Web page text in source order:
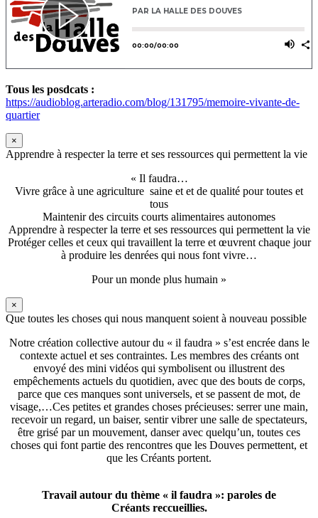
Tous les posdcats :
https://audioblog.arteradio.com/blog/131795/memoire-vivante-de-
quartier
×
Apprendre à respecter la terre et ses ressources qui permettent la vie
« Il faudra…
Vivre grâce à une agriculture saine et et de qualité pour toutes et
tous
Maintenir des circuits courts alimentaires autonomes
Apprendre à respecter la terre et ses ressources qui permettent la vie
Protéger celles et ceux qui travaillent la terre et œuvrent chaque jour
à produire les denrées qui nous font vivre…
Pour un monde plus humain »
×
Que toutes les choses qui nous manquent soient à nouveau possible
Notre création collective autour du « il faudra » s’est encrée dans le
contexte actuel et ses contraintes. Les membres des créants ont
envoyé des mini vidéos qui symbolisent ou illustrent des
empêchements actuels du quotidien, avec que des bouts de corps,
parce que ces manques sont universels, et se passent de mot, de
visage,…Ces petites et grandes choses précieuses: serrer une main,
recevoir un regard, un baiser, sentir vibrer une salle de spectateurs,
être grisé par un mouvement, danser avec quelqu’un, toutes ces
choses qui font partie des rencontres que les Douves permettent, et
que les Créants portent.
Travail autour du thème « il faudra »: paroles de
Créants reccueillies.